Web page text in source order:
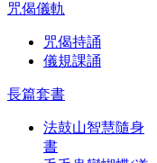
咒偈儀軌
咒偈持誦
儀規課誦
長篇套書
法鼓山智慧隨身
書